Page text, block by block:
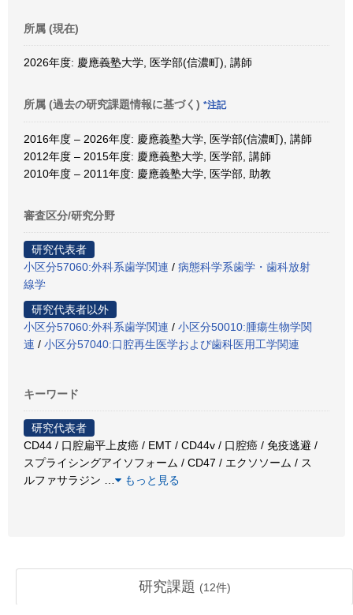
所属 (現在)
2026年度: 慶應義塾大学, 医学部(信濃町), 講師
所属 (過去の研究課題情報に基づく) *注記
2016年度 – 2026年度: 慶應義塾大学, 医学部(信濃町), 講師
2012年度 – 2015年度: 慶應義塾大学, 医学部, 講師
2010年度 – 2011年度: 慶應義塾大学, 医学部, 助教
審査区分/研究分野
研究代表者
小区分57060:外科系歯学関連 / 病態科学系歯学・歯科放射
線学
研究代表者以外
小区分57060:外科系歯学関連 / 小区分50010:腫瘍生物学関
連 / 小区分57040:口腔再生医学および歯科医用工学関連
キーワード
研究代表者
CD44 / 口腔扁平上皮癌 / EMT / CD44v / 口腔癌 / 免疫逃避 /
スプライシングアイソフォーム / CD47 / エクソソーム / ス
ルファサラジン
もっと見る
研究課題 (12件)